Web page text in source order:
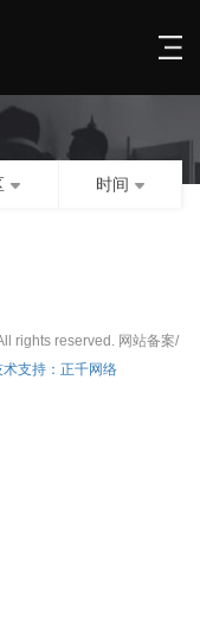
时间
rights reserved. 网站备案/
术支持：正千网络